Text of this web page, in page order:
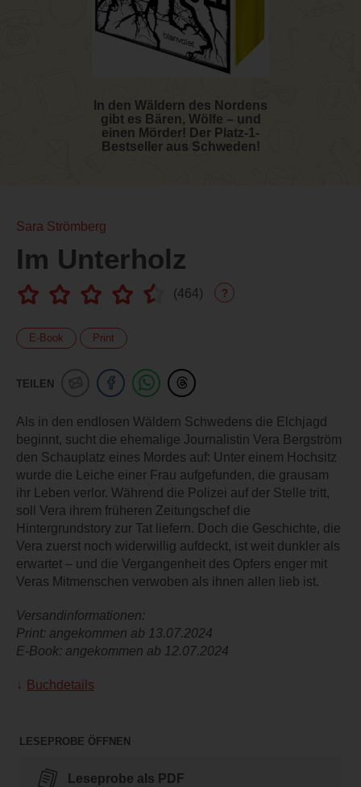
In den Wäldern des Nordens
gibt es Bären, Wölfe – und
einen Mörder! Der Platz-1-
Bestseller aus Schweden!
Sara Strömberg
Im Unterholz
(464) ?
E-Book Print
TEILEN
Als in den endlosen Wäldern Schwedens die Elchjagd
beginnt, sucht die ehemalige Journalistin Vera Bergström
den Schauplatz eines Mordes auf: Unter einem Hochsitz
wurde die Leiche einer Frau aufgefunden, die grausam
ihr Leben verlor. Während die Polizei auf der Stelle tritt,
soll Vera ihrem früheren Zeitungschef die
Hintergrundstory zur Tat liefern. Doch die Geschichte, die
Vera zuerst noch widerwillig aufdeckt, ist weit dunkler als
erwartet – und die Vergangenheit des Opfers enger mit
Veras Mitmenschen verwoben als ihnen allen lieb ist.
Versandinformationen:
Print: angekommen ab 13.07.2024
E-Book: angekommen ab 12.07.2024
Buchdetails
LESEPROBE ÖFFNEN
Leseprobe als PDF